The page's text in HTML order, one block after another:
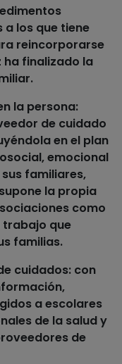
a los que tiene
reincorporarse
ha finalizado la
la persona:
de cuidado
en el plan
emocional
familiares,
la propia
como
trabajo que
familias.
cuidados: con
a escolares
de la salud y
de